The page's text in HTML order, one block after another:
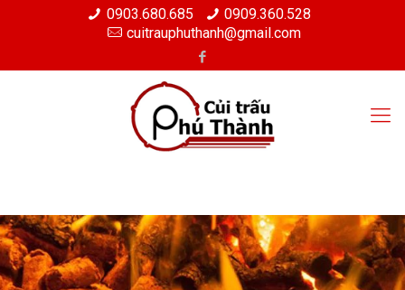
0903.680.685
0909.360.528
cuitrauphuthanh@gmail.com